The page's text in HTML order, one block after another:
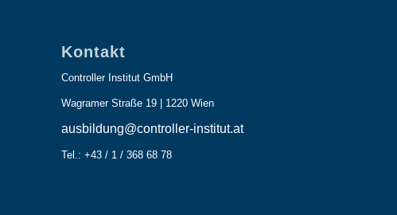
Kontakt
Controller Institut GmbH
Wagramer Straße 19 | 1220 Wien
ausbildung@controller-institut.at
Tel.: +43 / 1 / 368 68 78